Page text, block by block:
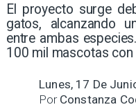
El proyecto surge
gatos, alcanzando
entre ambas
100 mil mascotas con
Lunes, 17 De
Constanza
Por